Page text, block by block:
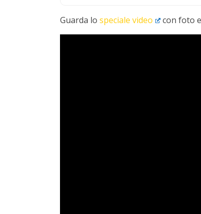
Guarda lo speciale video con foto